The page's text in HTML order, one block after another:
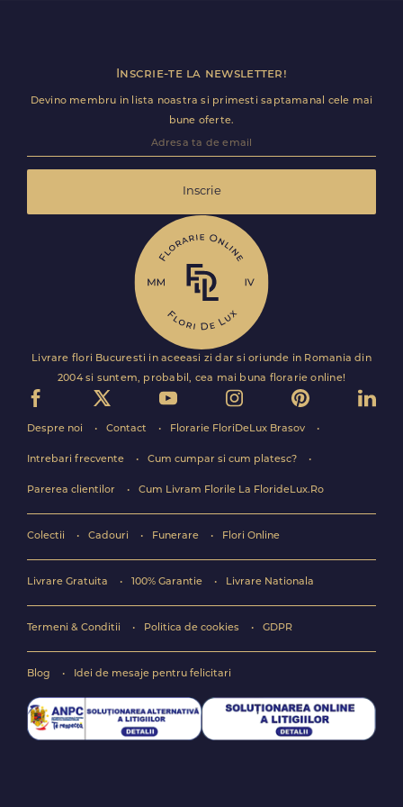
Inscrie-te la newsletter!
Devino membru in lista noastra si primesti saptamanal cele mai
bune oferte.
Inscrie
Livrare flori Bucuresti in aceeasi zi dar si oriunde in Romania din
2004 si suntem, probabil, cea mai buna florarie online!
Despre noi Contact Florarie FloriDeLux Brasov
Intrebari frecvente Cum cumpar si cum platesc?
Parerea clientilor Cum Livram Florile La FlorideLux.Ro
Colectii Cadouri Funerare Flori Online
Livrare Gratuita 100% Garantie Livrare Nationala
Termeni & Conditii Politica de cookies GDPR
Blog Idei de mesaje pentru felicitari